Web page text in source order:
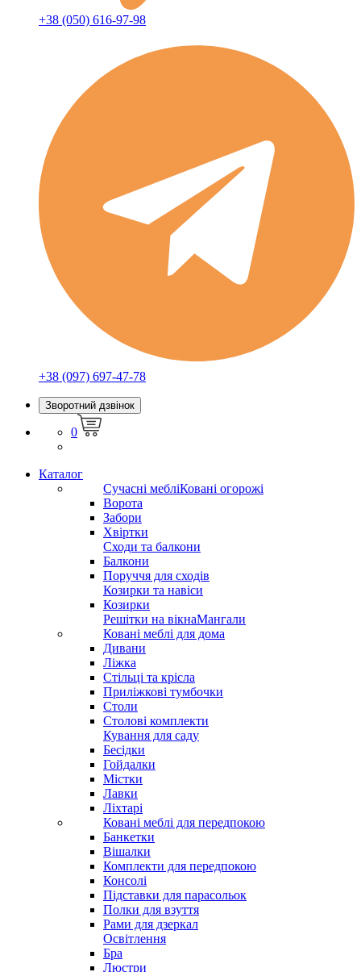
+38 (050) 616-97-98
+38 (097) 697-47-78
Зворотний дзвінок
0
Каталог
Сучасні мебліКовані огорожі
Ворота
Забори
Хвіртки
Сходи та балкони
Балкони
Поруччя для сходів
Козирки та навіси
Козирки
Решітки на вікнаМангали
Ковані меблі для дома
Дивани
Ліжка
Стільці та крісла
Приліжкові тумбочки
Столи
Столові комплекти
Кування для саду
Бесідки
Гойдалки
Містки
Лавки
Ліхтарі
Ковані меблі для передпокою
Банкетки
Вішалки
Комплекти для передпокою
Консолі
Підставки для парасольок
Полки для взуття
Рами для дзеркал
Освітлення
Бра
Люстри